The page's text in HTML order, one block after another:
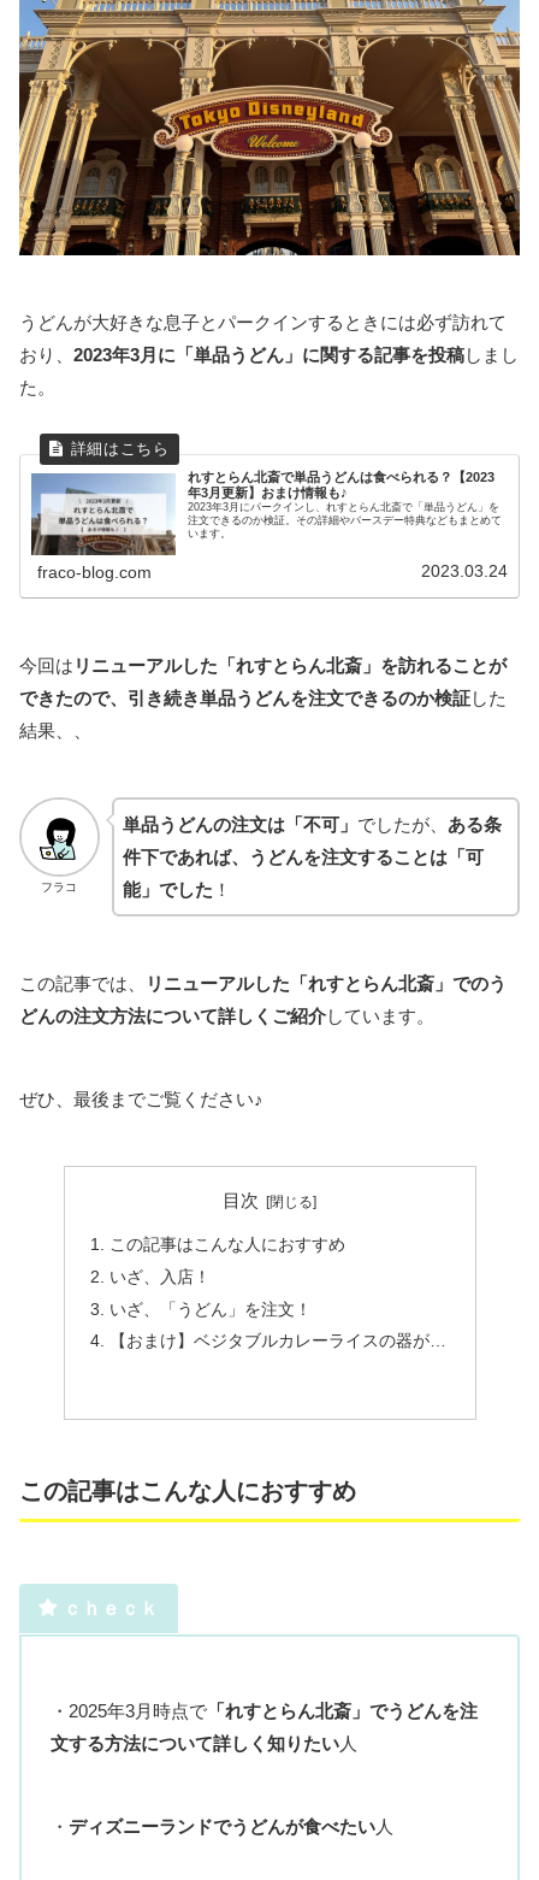
うどんが大好きな息子とパークインするときには必ず訪れて
おり、 2023年3月に「単品うどん」に関する記事を投稿しまし
た。
れすとらん北斎で単品うどんは食べられる？【2023
年3月更新】おまけ情報も♪
2023年3月にパークインし、れすとらん北斎で「単品うどん」を
注文できるのか検証。その詳細やバースデー特典などもまとめて
います。
fraco-blog.com 2023.03.24
今回は リニューアルした「れすとらん北斎」を訪れることが
できたので、引き続き単品うどんを注文できるのか検証した
結果、、
フラコ
単品うどんの注文は「不可」 でしたが、 ある条
件下であれば、うどんを注文することは「可
能」でした ！
この記事では、
リニューアルした「れすとらん北斎」でのう
どんの注文方法について詳しくご紹介しています。
ぜひ、最後までご覧ください♪
目次
この記事はこんな人におすすめ
いざ、入店！
いざ、「うどん」を注文！
【おまけ】ベジタブルカレーライスの器が…
この記事はこんな人におすすめ
ｃｈｅｃｋ
・2025年3月時点で 「れすとらん北斎」でうどんを注
文する方法について詳しく知りたい人
・ ディズニーランドでうどんが食べたい人